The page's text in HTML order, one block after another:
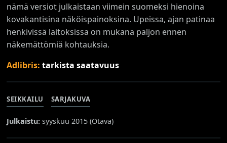
nämä versiot julkaistaan viimein suomeksi hienoina
kovakantisina näköispainoksina. Upeissa, ajan patinaa
henkivissä laitoksissa on mukana paljon ennen
näkemättömiä kohtauksia.
Adlibris:tarkista saatavuus
SEIKKAILU SARJAKUVA
Julkaistu: syyskuu 2015 (Otava)